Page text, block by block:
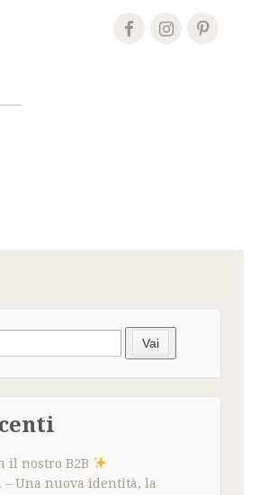
Vai
il nostro B2B
– Una nuova identità, la